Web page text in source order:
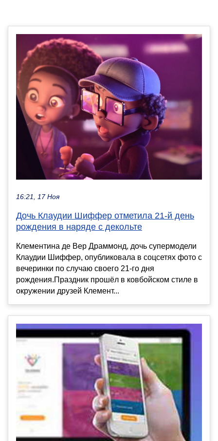
16:21, 17 Ноя
Дочь Клаудии Шиффер отметила 21-й день
рождения в наряде с декольте
Клементина де Вер Драммонд, дочь супермодели
Клаудии Шиффер, опубликовала в соцсетях фото с
вечеринки по случаю своего 21-го дня
рождения.Праздник прошёл в ковбойском стиле в
окружении друзей Клемент...